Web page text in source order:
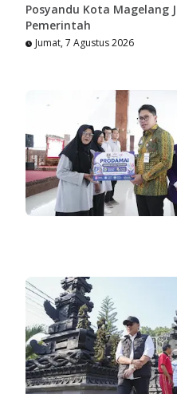
Posyandu Kota Magelang
Pemerintah
Jumat, 7 Agustus 2026